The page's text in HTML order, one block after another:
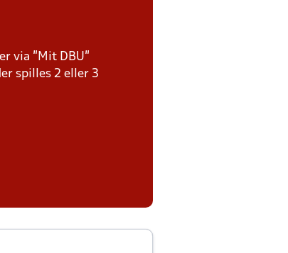
via ”Mit DBU”
spilles 2 eller 3